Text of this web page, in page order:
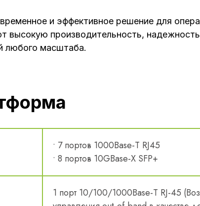
и эффективное решение для
высокую производительность,
любого масштаба.
• 7 портов 1000Base-T RJ45
• 8 портов 10GBase-X SFP+
1 порт 10/100/1000Base-T RJ-45